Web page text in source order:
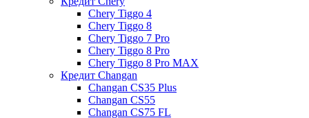
Chery Tiggo 4
Chery Tiggo 8
Chery Tiggo 7 Pro
Chery Tiggo 8 Pro
Chery Tiggo 8 Pro MAX
Кредит Changan
Changan CS35 Plus
Changan CS55
Changan CS75 FL